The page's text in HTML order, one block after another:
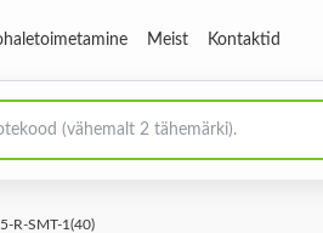
Meist Kontaktid
R-SMT-1(40)